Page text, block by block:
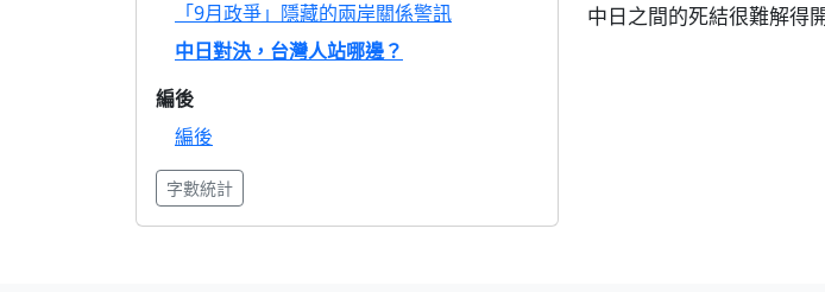
「9月政爭」隱藏的兩岸關係警訊
中日對決，台灣人站哪邊？
編後
編後
字數統計
中日之間的死結很難解得